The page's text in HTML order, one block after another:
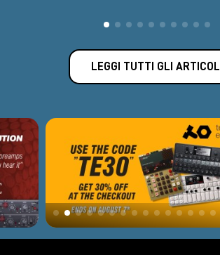
LEGGI TUTTI GLI ARTICOLI